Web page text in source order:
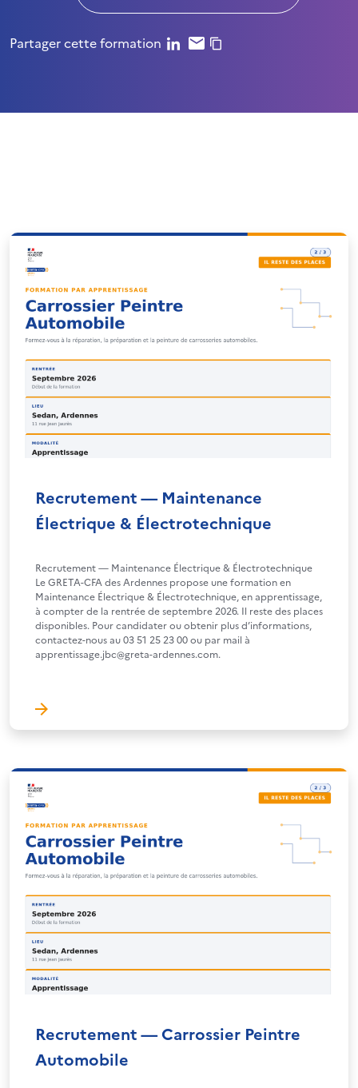
Partager cette formation
Recrutement — Maintenance
Électrique & Électrotechnique
Recrutement — Maintenance Électrique & Électrotechnique
Le GRETA-CFA des Ardennes propose une formation en
Maintenance Électrique & Électrotechnique, en apprentissage,
à compter de la rentrée de septembre 2026. Il reste des places
disponibles. Pour candidater ou obtenir plus d’informations,
contactez-nous au 03 51 25 23 00 ou par mail à
apprentissage.jbc@greta-ardennes.com.
Recrutement — Carrossier Peintre
Automobile